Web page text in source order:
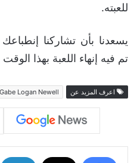
للعبته.
يسعدنا بأن تشاركنا
تم فيه إنهاء اللعبة بهذا
اعرف المزيد عن Gabe Logan Newell